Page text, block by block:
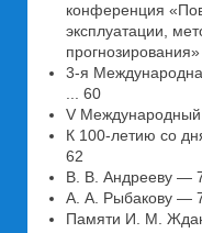
конференция
эксплуатации,
3-я
... 60
V Международный
К 100-летию со
62
В. В. Андрееву —
А. А. Рыбакову —
Памяти И. М.